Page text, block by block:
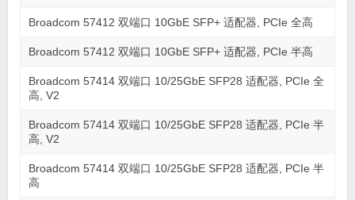
Broadcom 57412 双端口 10GbE SFP+ 适配器, PCIe 全高
Broadcom 57412 双端口 10GbE SFP+ 适配器, PCIe 半高
Broadcom 57414 双端口 10/25GbE SFP28 适配器, PCIe 全
高, V2
Broadcom 57414 双端口 10/25GbE SFP28 适配器, PCIe 半
高, V2
Broadcom 57414 双端口 10/25GbE SFP28 适配器, PCIe 半
高